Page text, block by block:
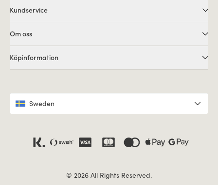
© 2026 All Rights Reserved.
Kundservice
Om oss
Köpinformation
Sweden